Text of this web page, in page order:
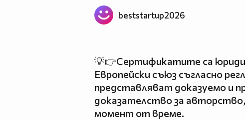
beststartup2026
💡👉Сертификатите са
Европейски съюз съгласно
представляват доказуемо и
доказателство за
момент от време.